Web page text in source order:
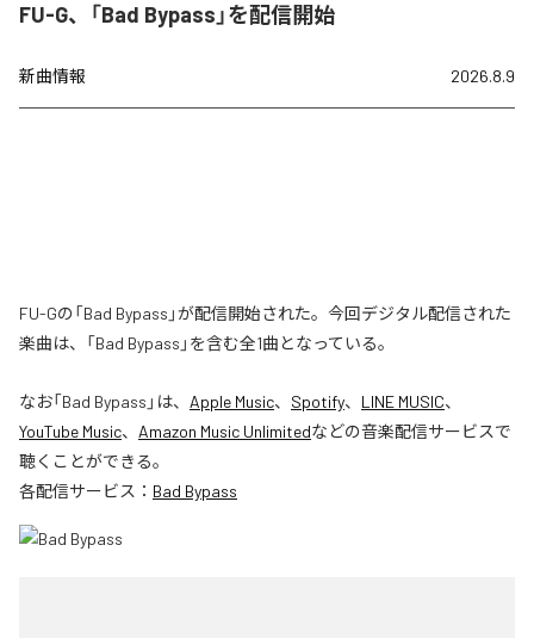
FU-G、「Bad Bypass」を配信開始
新曲情報 2026.8.9
FU-Gの「Bad Bypass」が配信開始された。今回デジタル配信された
楽曲は、「Bad Bypass」を含む全1曲となっている。
なお「Bad Bypass 」は、 Apple Music、 Spotify、 LINE MUSIC、
YouTube Music、 Amazon Music Unlimitedなどの音楽配信サービスで
聴くことができる。
各配信サービス： Bad Bypass